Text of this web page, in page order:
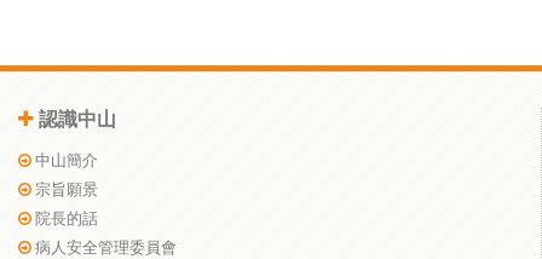
認識中山
中山簡介
宗旨願景
院長的話
病人安全管理委員會